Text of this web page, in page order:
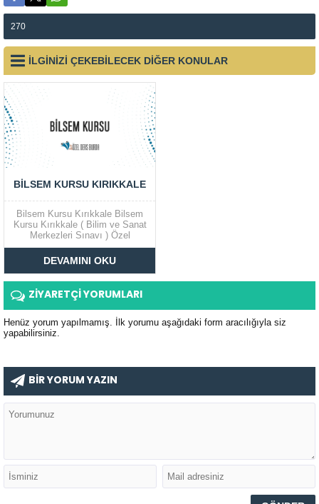
270
İLGİNİZİ ÇEKEBİLECEK DİĞER KONULAR
BILSEM KURSU KIRIKKALE
Bilsem Kursu Kırıkkale Bilsem
Kursu Kırıkkale ( Bilim ve Sanat
Merkezleri Sınavı ) Özel
Yetenekli Çocukların
potansiyellerini tespit etmek
amacıyla MEB tarafından
Merkezlerinin Kısaltılması olarak
adlandırılan Bilsemler Okul
Sonrası özel yetkili öğrencilerin
ek olarak eğitim...
DEVAMINI OKU
ZİYARETÇİ YORUMLARI
Henüz yorum yapılmamış. İlk yorumu aşağıdaki form aracılığıyla siz
yapabilirsiniz.
BİR YORUM YAZIN